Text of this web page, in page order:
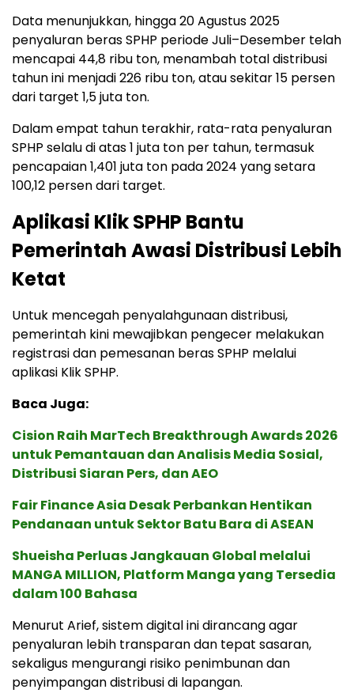
Data menunjukkan, hingga 20 Agustus 2025
penyaluran beras SPHP periode Juli–Desember telah
mencapai 44,8 ribu ton, menambah total distribusi
tahun ini menjadi 226 ribu ton, atau sekitar 15 persen
dari target 1,5 juta ton.
Dalam empat tahun terakhir, rata-rata penyaluran
SPHP selalu di atas 1 juta ton per tahun, termasuk
pencapaian 1,401 juta ton pada 2024 yang setara
100,12 persen dari target.
Aplikasi Klik SPHP Bantu
Pemerintah Awasi Distribusi Lebih
Ketat
Untuk mencegah penyalahgunaan distribusi,
pemerintah kini mewajibkan pengecer melakukan
registrasi dan pemesanan beras SPHP melalui
aplikasi Klik SPHP.
Baca Juga:
Cision Raih MarTech Breakthrough Awards 2026
untuk Pemantauan dan Analisis Media Sosial,
Distribusi Siaran Pers, dan AEO
Fair Finance Asia Desak Perbankan Hentikan
Pendanaan untuk Sektor Batu Bara di ASEAN
Shueisha Perluas Jangkauan Global melalui
MANGA MILLION, Platform Manga yang Tersedia
dalam 100 Bahasa
Menurut Arief, sistem digital ini dirancang agar
penyaluran lebih transparan dan tepat sasaran,
sekaligus mengurangi risiko penimbunan dan
penyimpangan distribusi di lapangan.